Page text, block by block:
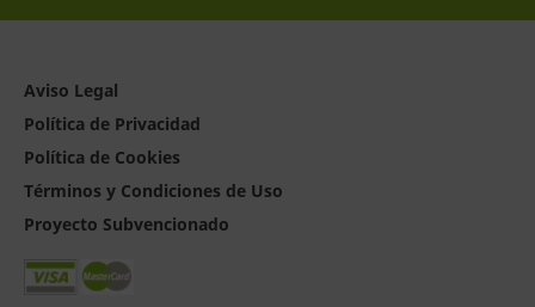
Aviso Legal
Política de Privacidad
Política de Cookies
Términos y Condiciones de Uso
Proyecto Subvencionado